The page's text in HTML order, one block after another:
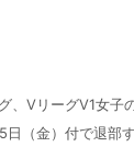
、VリーグV1女子
日（金）付で退部